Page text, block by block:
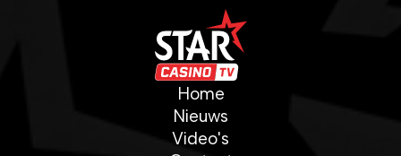
Home
Nieuws
Video's